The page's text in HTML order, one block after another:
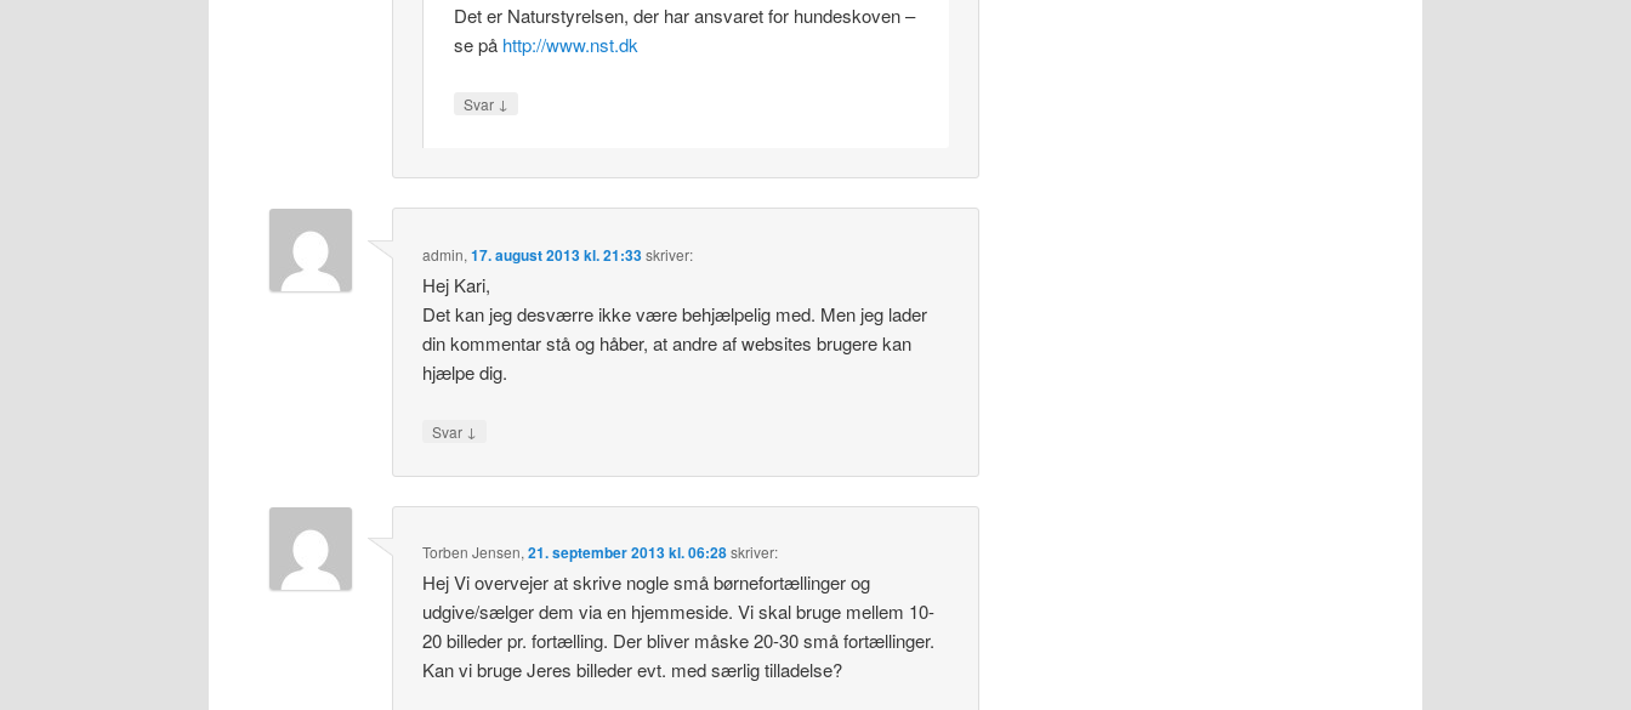
Det er Naturstyrelsen, der har ansvaret for hundeskoven –
se på http://www.nst.dk
Svar ↓
admin,17. august 2013 kl. 21:33skriver:
Hej Kari,
Det kan jeg desværre ikke være behjælpelig med. Men jeg lader
din kommentar stå og håber, at andre af websites brugere kan
hjælpe dig.
Svar ↓
Torben Jensen,21. september 2013 kl. 06:28skriver:
Hej Vi overvejer at skrive nogle små børnefortællinger og
udgive/sælger dem via en hjemmeside. Vi skal bruge mellem 10-
20 billeder pr. fortælling. Der bliver måske 20-30 små fortællinger.
Kan vi bruge Jeres billeder evt. med særlig tilladelse?